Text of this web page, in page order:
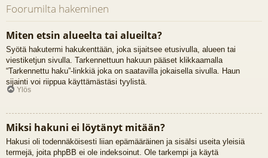
Foorumilta hakeminen
Miten etsin alueelta tai alueilta?
Syötä hakutermi hakukenttään, joka sijaitsee etusivulla, alueen tai
viestiketjun sivulla. Tarkennettuun hakuun pääset klikkaamalla
“Tarkennettu haku”-linkkiä joka on saatavilla jokaisella sivulla. Haun
sijainti voi riippua käyttämästäsi tyylistä.
Ylös
Miksi hakuni ei löytänyt mitään?
Hakusi oli todennäköisesti liian epämääräinen ja sisälsi useita yleisiä
termejä, joita phpBB ei ole indeksoinut. Ole tarkempi ja käytä